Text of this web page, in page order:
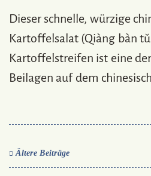
Dieser schnelle, würzige
Kartoffelsalat (Qiàng bàn
Kartoffelstreifen ist eine
Beilagen auf dem
Ältere Beiträge